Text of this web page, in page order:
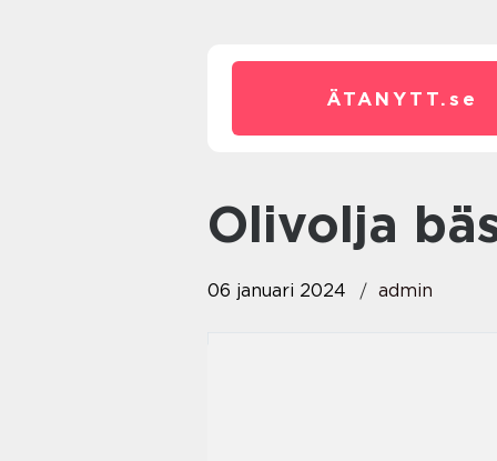
ÄTANYTT. se
olivolja
06 januari 2024 admin